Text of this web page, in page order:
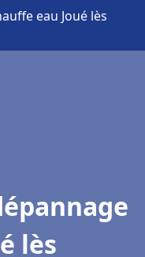
eau Joué lès
lès